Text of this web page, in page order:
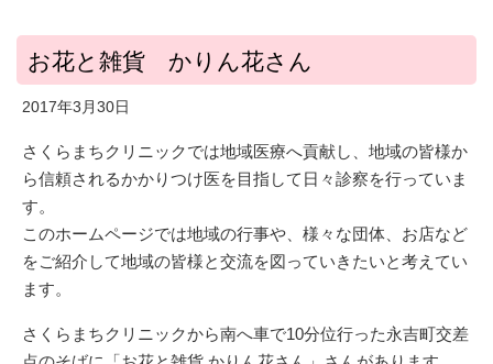
お花と雑貨 かりん花さん
2017年3月30日
さくらまちクリニックでは地域医療へ貢献し、地域の皆様か
ら信頼されるかかりつけ医を目指して日々診察を行っていま
す。
このホームページでは地域の行事や、様々な団体、お店など
をご紹介して地域の皆様と交流を図っていきたいと考えてい
ます。
さくらまちクリニックから南へ車で10分位行った永吉町交差